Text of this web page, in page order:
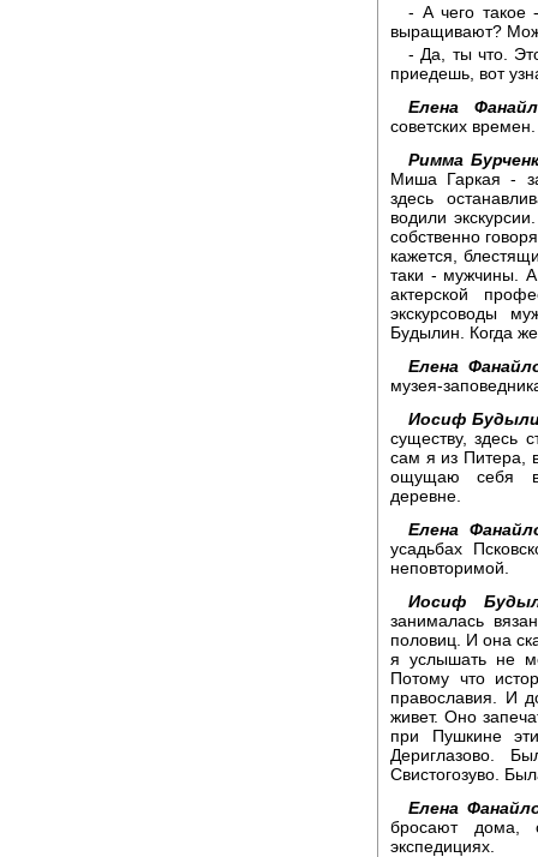
- А чего такое
выращивают?
- Да, ты что.
приедешь, вот
Елена
советских времен.
Римма
Миша Гаркая -
здесь
водили
собственно
кажется,
таки - мужчины. А
актерской
экскурсоводы
Будылин. Когда
Елена
музея-
Иосиф
существу, здесь
сам я из Питера,
ощущаю себя
деревне.
Елена
усадьбах
неповторимой.
Иосиф
занималась
половиц. И она
я услышать не
Потому что
православия. И
живет. Оно
при Пушкине
Дериглазово.
Свистогозуво.
Елена
бросают дома,
экспедициях.